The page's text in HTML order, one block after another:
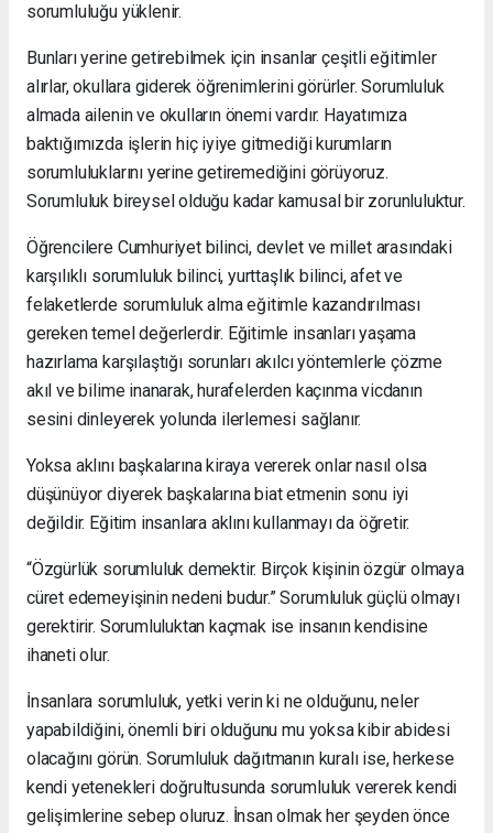
sorumluluğu yüklenir.
Bunları yerine getirebilmek için insanlar çeşitli eğitimler
alırlar, okullara giderek öğrenimlerini görürler. Sorumluluk
almada ailenin ve okulların önemi vardır. Hayatımıza
baktığımızda işlerin hiç iyiye gitmediği kurumların
sorumluluklarını yerine getiremediğini görüyoruz.
Sorumluluk bireysel olduğu kadar kamusal bir zorunluluktur.
Öğrencilere Cumhuriyet bilinci, devlet ve millet arasındaki
karşılıklı sorumluluk bilinci, yurttaşlık bilinci, afet ve
felaketlerde sorumluluk alma eğitimle kazandırılması
gereken temel değerlerdir. Eğitimle insanları yaşama
hazırlama karşılaştığı sorunları akılcı yöntemlerle çözme
akıl ve bilime inanarak, hurafelerden kaçınma vicdanın
sesini dinleyerek yolunda ilerlemesi sağlanır.
Yoksa aklını başkalarına kiraya vererek onlar nasıl olsa
düşünüyor diyerek başkalarına biat etmenin sonu iyi
değildir. Eğitim insanlara aklını kullanmayı da öğretir.
“Özgürlük sorumluluk demektir. Birçok kişinin özgür olmaya
cüret edemeyişinin nedeni budur.” Sorumluluk güçlü olmayı
gerektirir. Sorumluluktan kaçmak ise insanın kendisine
ihaneti olur.
İnsanlara sorumluluk, yetki verin ki ne olduğunu, neler
yapabildiğini, önemli biri olduğunu mu yoksa kibir abidesi
olacağını görün. Sorumluluk dağıtmanın kuralı ise, herkese
kendi yetenekleri doğrultusunda sorumluluk vererek kendi
gelişimlerine sebep oluruz. İnsan olmak her şeyden önce